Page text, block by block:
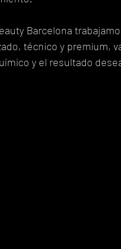
Barcelona
técnico y premium,
y el resultado